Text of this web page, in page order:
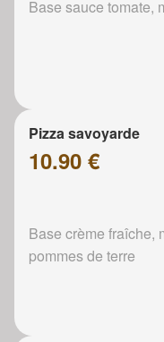
Base sauce tomate,
Pizza savoyarde
10.90 €
Base crème fraîche,
pommes de terre